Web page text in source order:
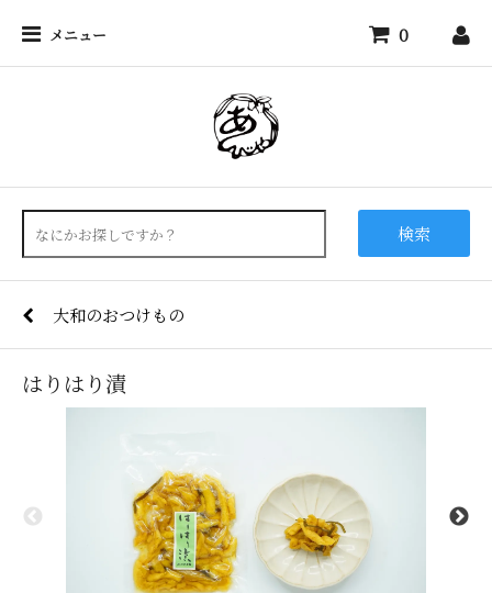
メニュー 0
検索
大和のおつけもの
はりはり漬